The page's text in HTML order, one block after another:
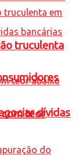
dívidas
truculenta
com teor